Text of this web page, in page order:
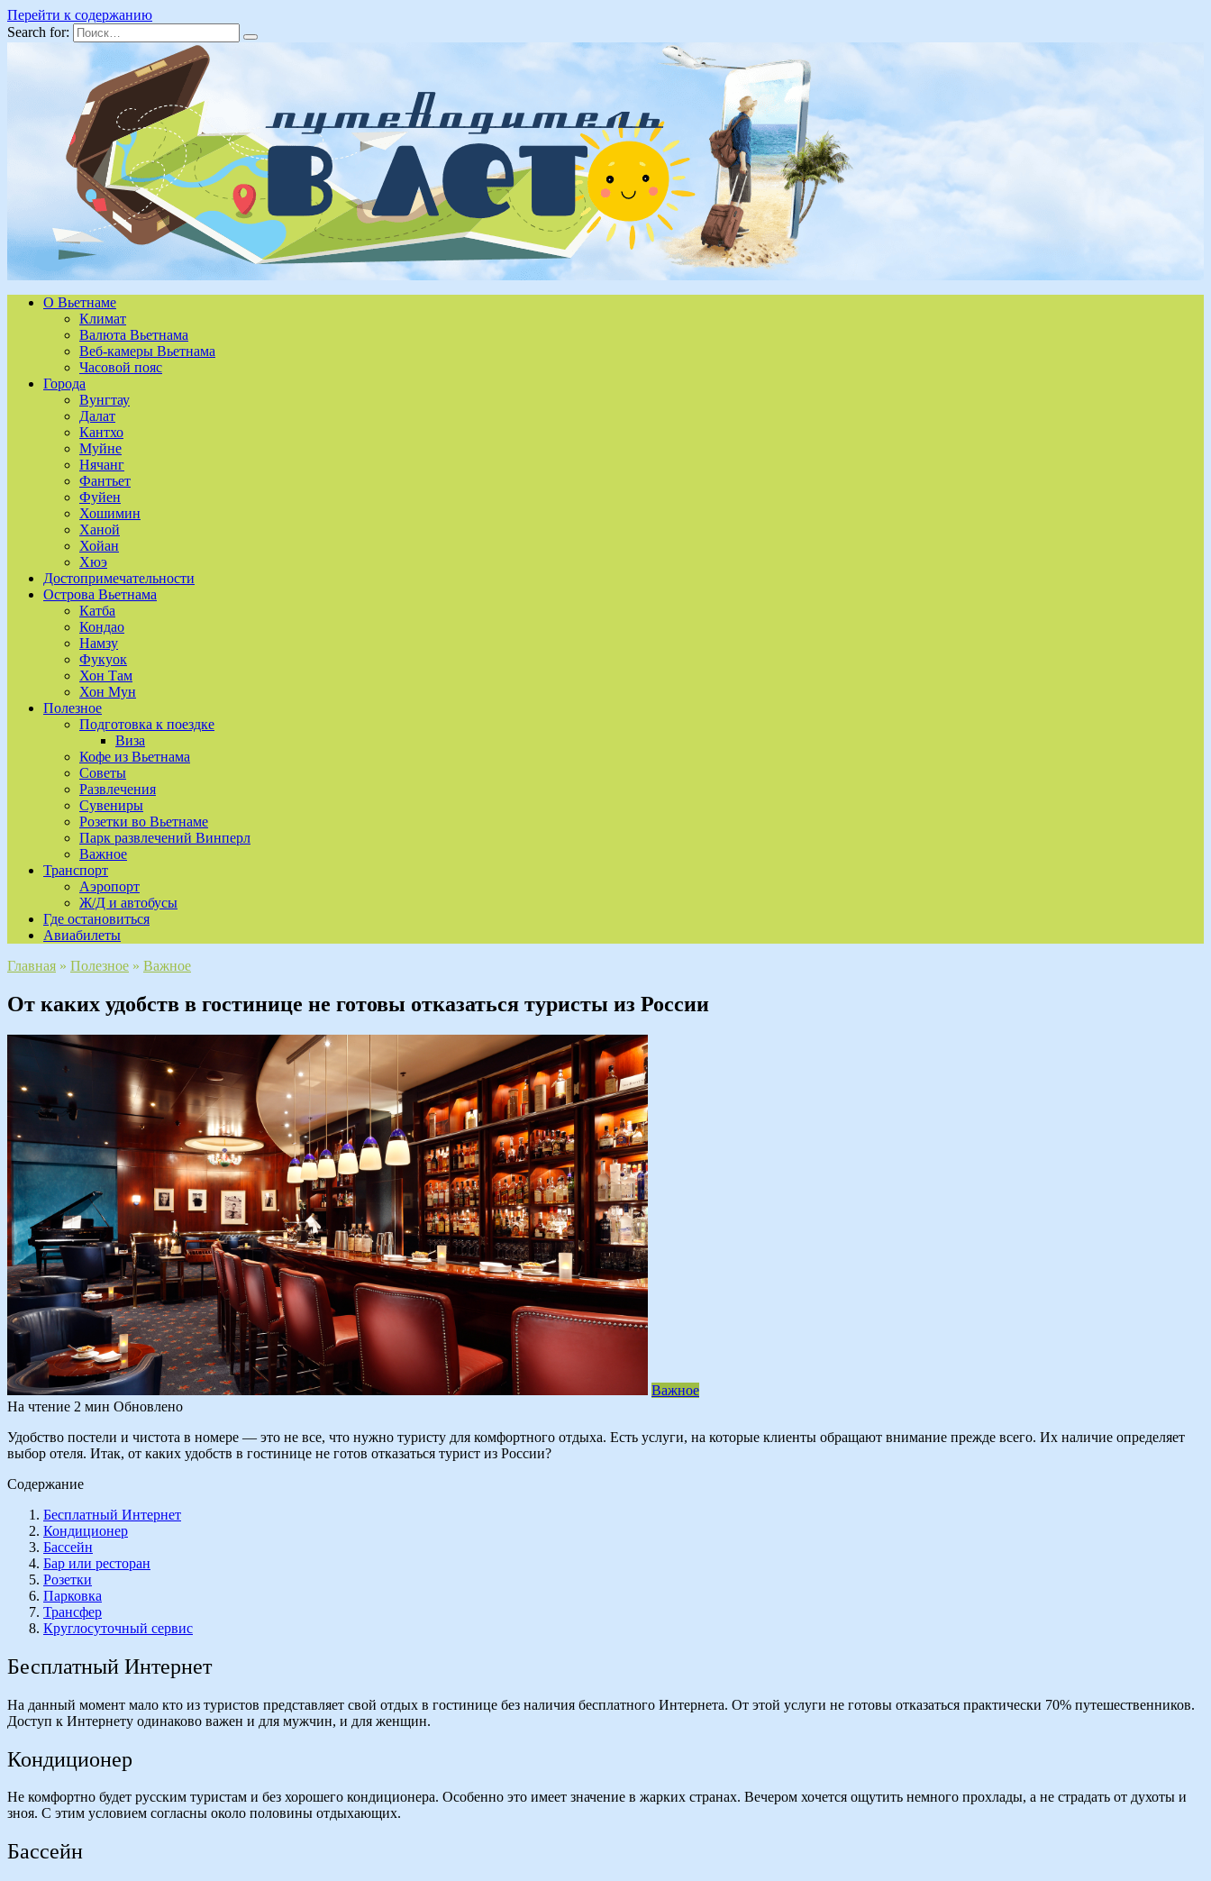
Перейти к содержанию
Search for:
О Вьетнаме
Климат
Валюта Вьетнама
Веб-камеры Вьетнама
Часовой пояс
Города
Вунгтау
Далат
Кантхо
Муйне
Нячанг
Фантьет
Фуйен
Хошимин
Ханой
Хойан
Хюэ
Достопримечательности
Острова Вьетнама
Катба
Кондао
Намзу
Фукуок
Хон Там
Хон Мун
Полезное
Подготовка к поездке
Виза
Кофе из Вьетнама
Советы
Развлечения
Сувениры
Розетки во Вьетнаме
Парк развлечений Винперл
Важное
Транспорт
Аэропорт
Ж/Д и автобусы
Где остановиться
Авиабилеты
Главная » Полезное » Важное
От каких удобств в гостинице не готовы отказаться туристы из России
Важное
На чтение 2 мин Обновлено
Удобство постели и чистота в номере — это не все, что нужно туристу для комфортного отдыха. Есть услуги, на которые клиенты обращают внимание прежде всего. Их наличие определяет
выбор отеля. Итак, от каких удобств в гостинице не готов отказаться турист из России?
Содержание
Бесплатный Интернет
Кондиционер
Бассейн
Бар или ресторан
Розетки
Парковка
Трансфер
Круглосуточный сервис
Бесплатный Интернет
На данный момент мало кто из туристов представляет свой отдых в гостинице без наличия бесплатного Интернета. От этой услуги не готовы отказаться практически 70% путешественников.
Доступ к Интернету одинаково важен и для мужчин, и для женщин.
Кондиционер
Не комфортно будет русским туристам и без хорошего кондиционера. Особенно это имеет значение в жарких странах. Вечером хочется ощутить немного прохлады, а не страдать от духоты и
зноя. С этим условием согласны около половины отдыхающих.
Бассейн